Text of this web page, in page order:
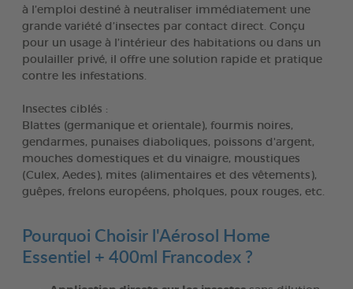
à l’emploi destiné à neutraliser immédiatement une
grande variété d’insectes par contact direct. Conçu
pour un usage à l’intérieur des habitations ou dans un
poulailler privé, il offre une solution rapide et pratique
contre les infestations.
Insectes ciblés :
Blattes (germanique et orientale), fourmis noires,
gendarmes, punaises diaboliques, poissons d'argent,
mouches domestiques et du vinaigre, moustiques
(Culex, Aedes), mites (alimentaires et des vêtements),
guêpes, frelons européens, pholques, poux rouges, etc.
Pourquoi Choisir l'Aérosol Home
Essentiel + 400ml Francodex ?